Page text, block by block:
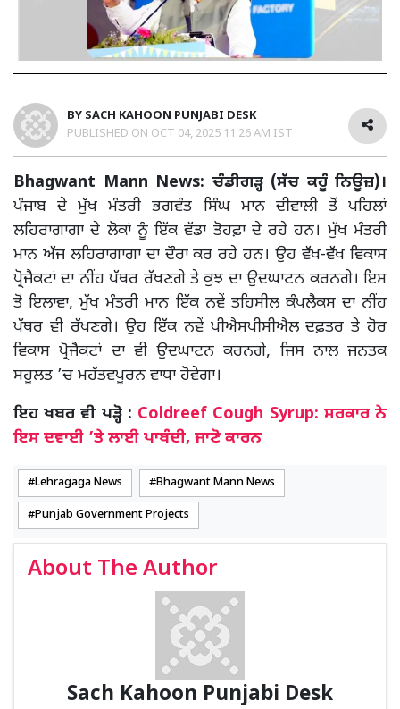
BY SACH KAHOON PUNJABI DESK
PUBLISHED ON OCT 04, 2025 11:26 AM IST
Bhagwant Mann News: ਚੰਡੀਗੜ੍ਹ (ਸੱਚ ਕਹੂੰ ਨਿਊਜ਼)।
ਪੰਜਾਬ ਦੇ ਮੁੱਖ ਮੰਤਰੀ ਭਗਵੰਤ ਸਿੰਘ ਮਾਨ ਦੀਵਾਲੀ ਤੋਂ ਪਹਿਲਾਂ
ਲਹਿਰਾਗਾਗਾ ਦੇ ਲੋਕਾਂ ਨੂੰ ਇੱਕ ਵੱਡਾ ਤੋਹਫ਼ਾ ਦੇ ਰਹੇ ਹਨ। ਮੁੱਖ ਮੰਤਰੀ
ਮਾਨ ਅੱਜ ਲਹਿਰਾਗਾਗਾ ਦਾ ਦੌਰਾ ਕਰ ਰਹੇ ਹਨ। ਉਹ ਵੱਖ-ਵੱਖ ਵਿਕਾਸ
ਪ੍ਰੋਜੈਕਟਾਂ ਦਾ ਨੀਂਹ ਪੱਥਰ ਰੱਖਣਗੇ ਤੇ ਕੁਝ ਦਾ ਉਦਘਾਟਨ ਕਰਨਗੇ। ਇਸ
ਤੋਂ ਇਲਾਵਾ, ਮੁੱਖ ਮੰਤਰੀ ਮਾਨ ਇੱਕ ਨਵੇਂ ਤਹਿਸੀਲ ਕੰਪਲੈਕਸ ਦਾ ਨੀਂਹ
ਪੱਥਰ ਵੀ ਰੱਖਣਗੇ। ਉਹ ਇੱਕ ਨਵੇਂ ਪੀਐਸਪੀਸੀਐਲ ਦਫ਼ਤਰ ਤੇ ਹੋਰ
ਵਿਕਾਸ ਪ੍ਰੋਜੈਕਟਾਂ ਦਾ ਵੀ ਉਦਘਾਟਨ ਕਰਨਗੇ, ਜਿਸ ਨਾਲ ਜਨਤਕ
ਸਹੂਲਤ ’ਚ ਮਹੱਤਵਪੂਰਨ ਵਾਧਾ ਹੋਵੇਗਾ।
ਇਹ ਖਬਰ ਵੀ ਪੜ੍ਹੋ : Coldreef Cough Syrup: ਸਰਕਾਰ ਨੇ
ਇਸ ਦਵਾਈ ’ਤੇ ਲਾਈ ਪਾਬੰਦੀ, ਜਾਣੋ ਕਾਰਨ
Lehragaga News Bhagwant Mann News
Punjab Government Projects
About The Author
Sach Kahoon Punjabi Desk